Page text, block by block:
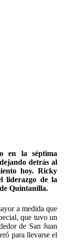
en la séptima
detrás al
hoy. Ricky
liderazgo de la
Quintanilla.
a medida que
que tuvo un
de San Juan
para llevarse el